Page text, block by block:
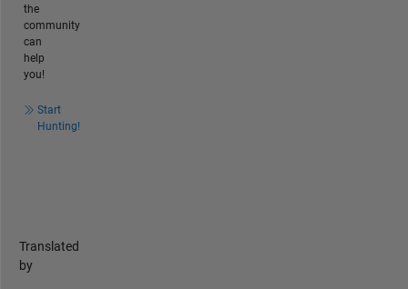
the
community
can
help
you!
Start
Hunting!
Translated
by